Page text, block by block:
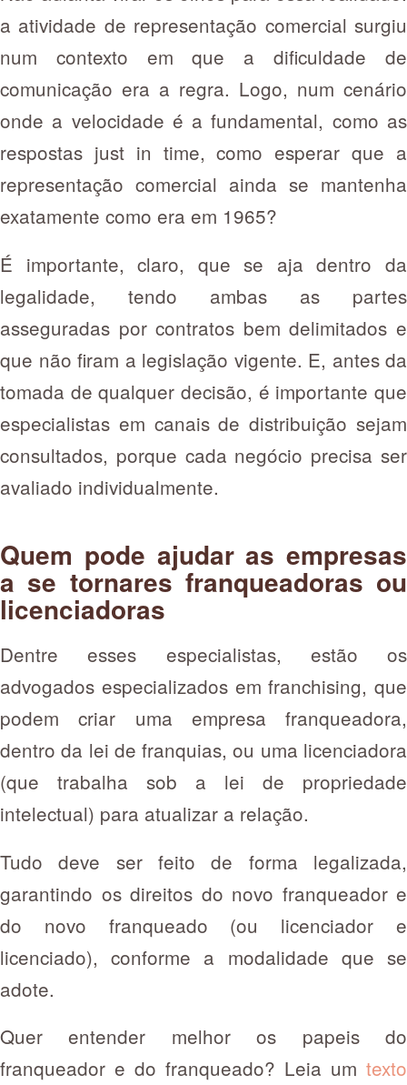
a atividade de representação comercial surgiu
num contexto em que a dificuldade de
comunicação era a regra. Logo, num cenário
onde a velocidade é a fundamental, como as
respostas just in time, como esperar que a
representação comercial ainda se mantenha
exatamente como era em 1965?
É importante, claro, que se aja dentro da
legalidade, tendo ambas as partes
asseguradas por contratos bem delimitados e
que não firam a legislação vigente. E, antes da
tomada de qualquer decisão, é importante que
especialistas em canais de distribuição sejam
consultados, porque cada negócio precisa ser
avaliado individualmente.
Quem pode ajudar as empresas
a se tornares franqueadoras ou
licenciadoras
Dentre esses especialistas, estão os
advogados especializados em franchising, que
podem criar uma empresa franqueadora,
dentro da lei de franquias, ou uma licenciadora
(que trabalha sob a lei de propriedade
intelectual) para atualizar a relação.
Tudo deve ser feito de forma legalizada,
garantindo os direitos do novo franqueador e
do novo franqueado (ou licenciador e
licenciado), conforme a modalidade que se
adote.
Quer entender melhor os papeis do
franqueador e do franqueado? Leia um texto